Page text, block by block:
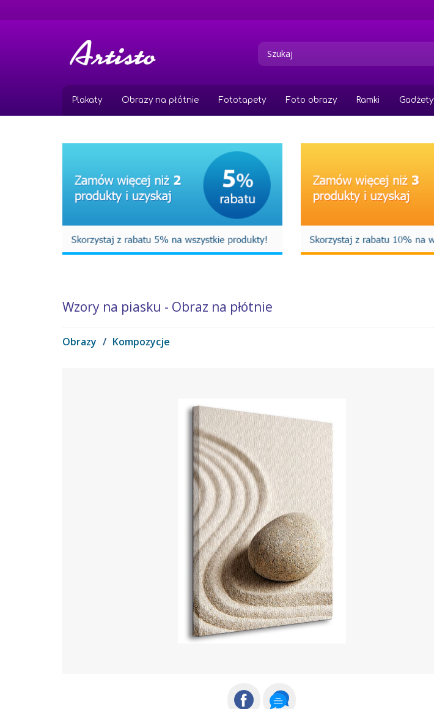
do
Plakaty Obrazy na płótnie Fototapety Foto obrazy Ramki Gadżety
Wzory na piasku - Obraz na płótnie
Obrazy / Kompozycje